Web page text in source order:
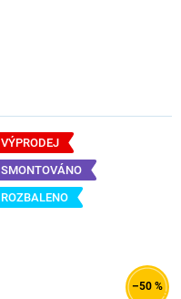
VÝPRODEJ
ROZBALENO
SMONTOVÁNO
–50 %